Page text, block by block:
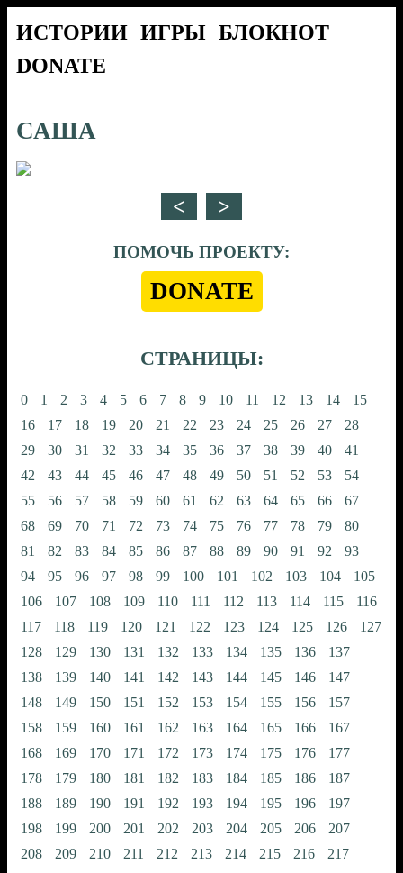
ИСТОРИИ ИГРЫ БЛОКНОТ
DONATE
САША
ПОМОЧЬ ПРОЕКТУ:
DONATE
СТРАНИЦЫ:
0 1 2 3 4 5 6 7 8 9 10 11 12 13 14
15
16
17 18 19 20 21 22 23 24 25 26 27
28
29
30 31 32 33 34 35 36 37 38 39 40
41
42
43 44 45 46 47 48 49 50 51 52 53
54
55
56 57 58 59 60 61 62 63 64 65 66
67
68
69 70 71 72 73 74 75 76 77 78 79
80
81
82 83 84 85 86 87 88 89 90 91 92
93
94
95 96 97 98 99 100 101 102 103 104
105
106
107 108 109 110 111 112 113 114 115
116
117
118 119 120 121 122 123 124 125 126
127
128
129 130 131 132 133 134 135 136
137
138
139 140 141 142 143 144 145 146
147
148
149 150 151 152 153 154 155 156
157
158
159 160 161 162 163 164 165 166
167
168
169 170 171 172 173 174 175 176
177
178
179 180 181 182 183 184 185 186
187
188
189 190 191 192 193 194 195 196
197
198
199 200 201 202 203 204 205 206
207
208
209 210 211 212 213 214 215 216
217